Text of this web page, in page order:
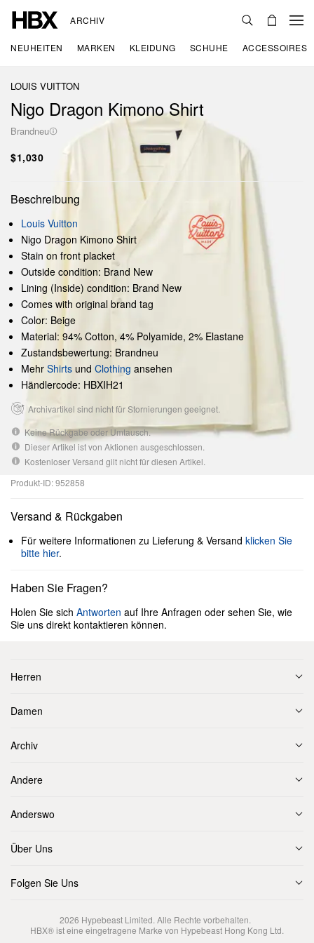
ARCHIV
NEUHEITEN MARKEN KLEIDUNG SCHUHE ACCESSOIRES
LOUIS VUITTON
Nigo Dragon Kimono Shirt
Brandneu
$1,030
Beschreibung
Louis Vuitton
Nigo Dragon Kimono Shirt
Stain on front placket
Outside condition: Brand New
Lining (Inside) condition: Brand New
Comes with original brand tag
Color: Beige
Material: 94% Cotton, 4% Polyamide, 2% Elastane
Zustandsbewertung: Brandneu
Mehr Shirts und Clothing ansehen
Händlercode: HBXIH21
Archivartikel sind nicht für Stornierungen geeignet.
Keine Rückgabe oder Umtausch.
Dieser Artikel ist von Aktionen ausgeschlossen.
Kostenloser Versand gilt nicht für diesen Artikel.
Produkt-ID: 952858
Versand & Rückgaben
Für weitere Informationen zu Lieferung & Versand klicken Sie
bitte hier.
Haben Sie Fragen?
Holen Sie sich Antworten auf Ihre Anfragen oder sehen Sie, wie
Sie uns direkt kontaktieren können.
Herren
Damen
Archiv
Andere
Anderswo
Über Uns
Folgen Sie Uns
2026 Hypebeast Limited. Alle Rechte vorbehalten.
HBX® ist eine eingetragene Marke von Hypebeast Hong Kong Ltd.